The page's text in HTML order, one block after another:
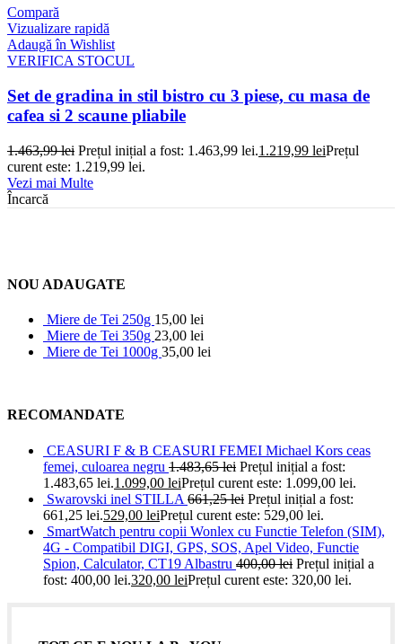
Compară
Vizualizare rapidă
Adaugă în Wishlist
VERIFICA STOCUL
Set de gradina in stil bistro cu 3 piese, cu masa de
cafea si 2 scaune pliabile
1.463,99lei Prețul inițial a fost: 1.463,99 lei.1.219,99 leiPrețul
curent este: 1.219,99 lei.
Vezi mai Multe
Încarcă
NOU ADAUGATE
Miere de Tei 250g 15,00 lei
Miere de Tei 350g 23,00 lei
Miere de Tei 1000g 35,00 lei
RECOMANDATE
CEASURI F & B CEASURI FEMEI Michael Kors ceas
femei, culoarea negru 1.483,65lei Prețul inițial a fost:
1.483,65 lei.1.099,00 leiPrețul curent este: 1.099,00 lei.
Swarovski inel STILLA 661,25lei Prețul inițial a fost:
661,25 lei.529,00 leiPrețul curent este: 529,00 lei.
SmartWatch pentru copii Wonlex cu Functie Telefon (SIM),
4G - Compatibil DIGI, GPS, SOS, Apel Video, Functie
Spion, Calculator, CT19 Albastru 400,00lei Prețul inițial a
fost: 400,00 lei.320,00 leiPrețul curent este: 320,00 lei.